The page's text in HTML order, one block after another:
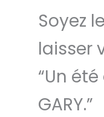
Soyez
laisser
“Un
GARY.”